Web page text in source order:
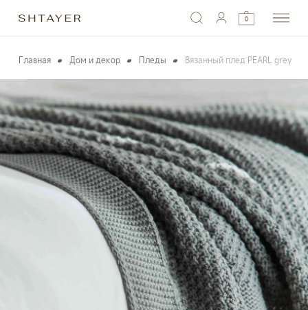
0
Главная Дом и декор Пледы Вязанный плед PEARL grey